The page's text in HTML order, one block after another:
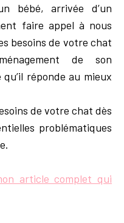
bébé, arrivée d’un
faire appel à nous
besoins de votre chat
de son
réponde au mieux
de votre chat dès
problématiques
article complet qui